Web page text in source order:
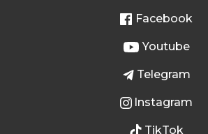
Facebook
Youtube
Telegram
Instagram
TikTok